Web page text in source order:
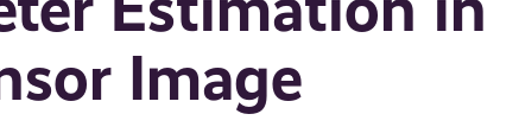
Image